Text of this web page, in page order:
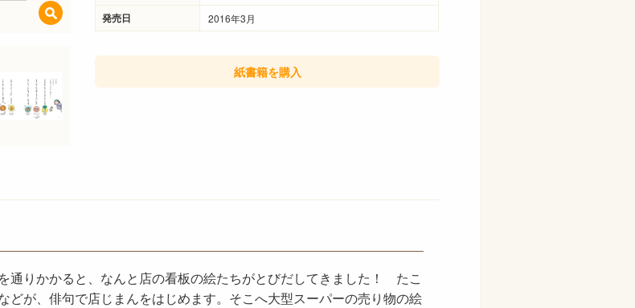
発売日 2016年3月
紙書籍を購入
通りかかると、なんと店の看板の絵たちがとびだしてきました！ たこ
どが、俳句で店じまんをはじめます。そこへ大型スーパーの売り物の絵